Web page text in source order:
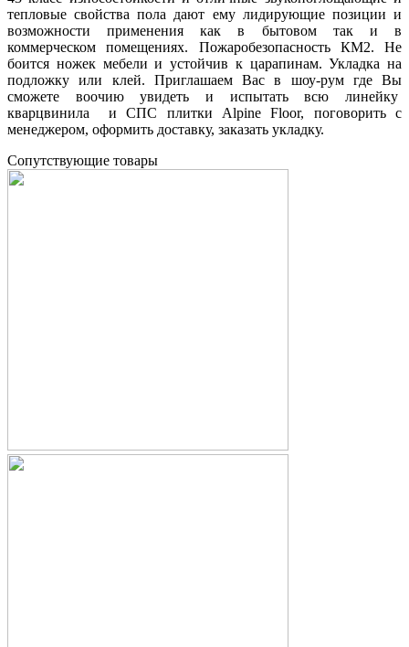
тепловые свойства пола дают ему лидирующие позиции и
возможности применения как в бытовом так и в
коммерческом помещениях. Пожаробезопасность КМ2. Не
боится ножек мебели и устойчив к царапинам. Укладка на
подложку или клей. Приглашаем Вас в шоу-рум где Вы
сможете воочию увидеть и испытать всю линейку
кварцвинила и СПС плитки Alpine Floor, поговорить с
менеджером, оформить доставку, заказать укладку.
Cопутствующие товары